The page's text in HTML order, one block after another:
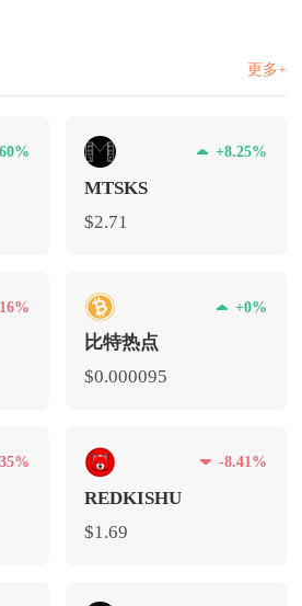
更多+
+8.25%
MTSKS
$2.71
+0%
比特热点
$0.000095
-8.41%
REDKISHU
$1.69